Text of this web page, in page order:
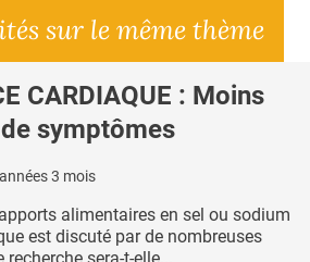
sur le même thème
CARDIAQUE : Moins
symptômes
3 mois
alimentaires en sel ou sodium
est discuté par de nombreuses
sera-t-elle...